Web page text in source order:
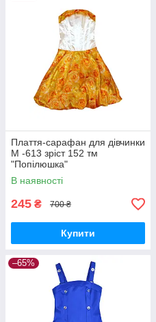
Плаття-сарафан для дівчинки
М -613 зріст 152 тм
"Попілюшка"
В наявності
245 ₴ 700 ₴
Купити
–65%